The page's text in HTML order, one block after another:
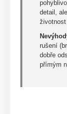
detail,
rušení
dobře
přímým